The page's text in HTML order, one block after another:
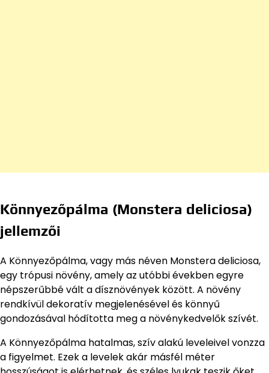
Könnyezőpálma (Monstera deliciosa)
jellemzői
A Könnyezőpálma, vagy más néven Monstera deliciosa,
egy trópusi növény, amely az utóbbi években egyre
népszerűbbé vált a dísznövények között. A növény
rendkívül dekoratív megjelenésével és könnyű
gondozásával hódította meg a növénykedvelők szívét.
A Könnyezőpálma hatalmas, szív alakú leveleivel vonzza
a figyelmet. Ezek a levelek akár másfél méter